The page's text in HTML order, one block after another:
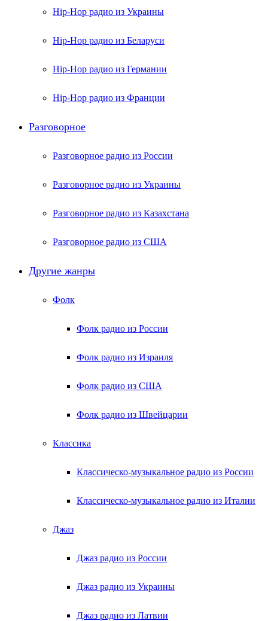
Hip-Hop радио из Украины
Hip-Hop радио из Беларуси
Hip-Hop радио из Германии
Hip-Hop радио из Франции
Разговорное
Разговорное радио из России
Разговорное радио из Украины
Разговорное радио из Казахстана
Разговорное радио из США
Другие жанры
Фолк
Фолк радио из России
Фолк радио из Израиля
Фолк радио из США
Фолк радио из Швейцарии
Классика
Классическо-музыкальное радио из России
Классическо-музыкальное радио из Италии
Джаз
Джаз радио из России
Джаз радио из Украины
Джаз радио из Латвии